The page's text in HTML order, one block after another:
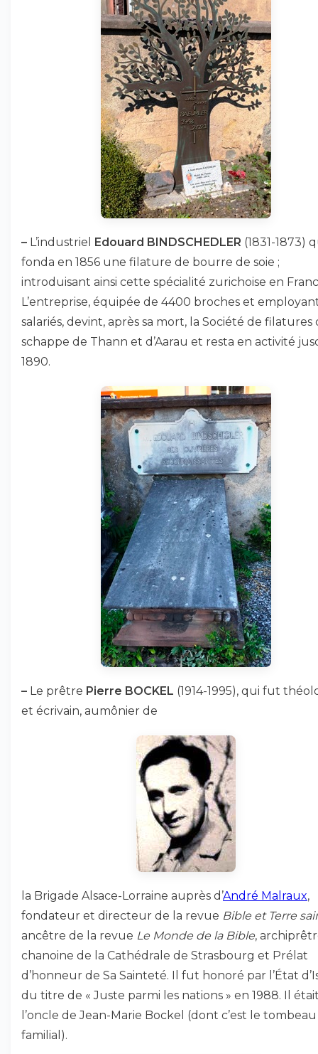
– L’industriel Edouard BINDSCHEDLER (1831-1873)
fonda en 1856 une filature de bourre de soie ;
introduisant ainsi cette spécialité zurichoise en
L’entreprise, équipée de 4400 broches et
salariés, devint, après sa mort, la Société de filatures
schappe de Thann et d’Aarau et resta en activité
1890.
– Le prêtre Pierre BOCKEL (1914-1995), qui fut
et écrivain, aumônier de
la Brigade Alsace-Lorraine auprès d’André Malraux,
fondateur et directeur de la revue Bible et Terre
ancêtre de la revue Le Monde de la Bible,
chanoine de la Cathédrale de Strasbourg et Prélat
d’honneur de Sa Sainteté. Il fut honoré par l’État
du titre de « Juste parmi les nations » en 1988. Il
l’oncle de Jean-Marie Bockel (dont c’est le tombeau
familial).